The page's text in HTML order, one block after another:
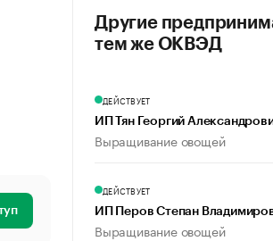
Другие
тем же ОКВЭД
ДЕЙСТВУЕТ
ИП Тян Георгий
Выращивание овощей
ДЕЙСТВУЕТ
ИП Перов Степан
Выращивание овощей